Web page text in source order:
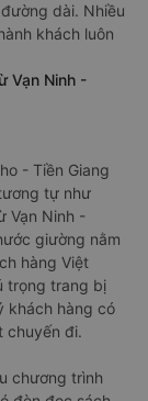
dài. Nhiều
khách luôn
Vạn Ninh -
- Tiền Giang
tự như
Vạn Ninh -
giường nằm
hàng Việt
trọng trang bị
khách hàng có
chuyến đi.
chương trình